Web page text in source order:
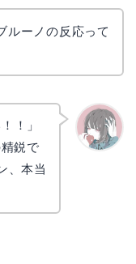
ルーノの反応って
！」
鋭で
、本当